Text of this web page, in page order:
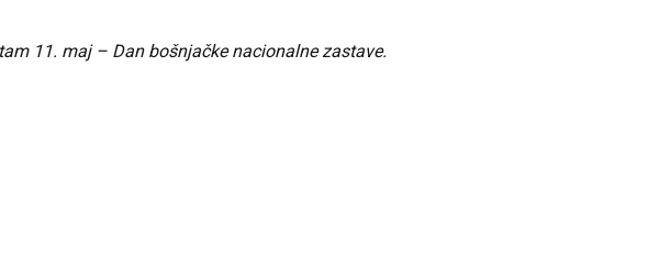
11. maj – Dan bošnjačke nacionalne zastave.